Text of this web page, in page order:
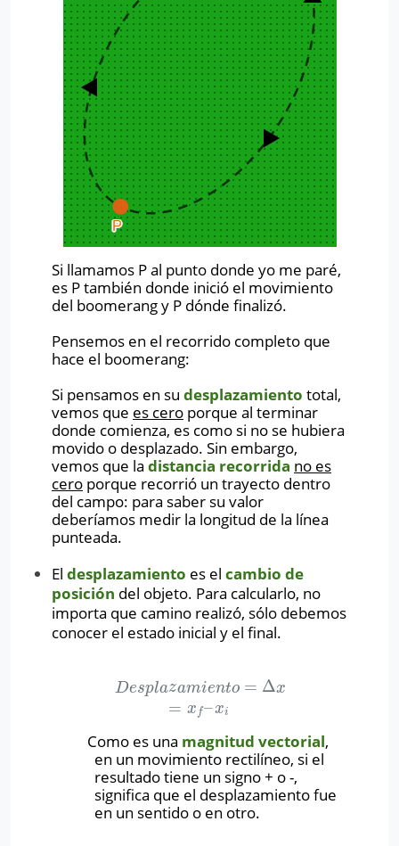
Si llamamos P al punto donde yo me paré,
es P también donde inició el movimiento
del boomerang y P dónde finalizó.
Pensemos en el recorrido completo que
hace el boomerang:
Si pensamos en su desplazamiento total,
vemos que es cero porque al terminar
donde comienza, es como si no se hubiera
movido o desplazado. Sin embargo,
vemos que la distancia recorrida no es
cero porque recorrió un trayecto dentro
del campo: para saber su valor
deberíamos medir la longitud de la línea
punteada.
El desplazamiento es el cambio de
posición del objeto. Para calcularlo, no
importa que camino realizó, sólo debemos
conocer el estado inicial y el final.
Desplazamiento = Δx
= x f–xi
Desplazamiento=Δx =x –xi
Como es una magnitud vectorial,
en un movimiento rectilíneo, si el
resultado tiene un signo + o -,
significa que el desplazamiento fue
en un sentido o en otro.